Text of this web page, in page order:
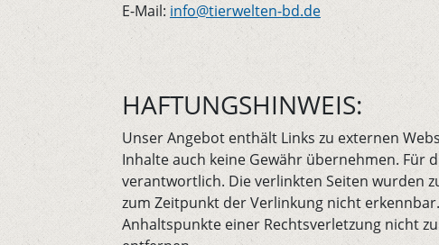
E-Mail: info@tierwelten-bd.de
HAFTUNGSHINWEIS:
Unser Angebot enthält Links zu externen
Inhalte auch keine Gewähr übernehmen. Für
verantwortlich. Die verlinkten Seiten wurden
zum Zeitpunkt der Verlinkung nicht
Anhaltspunkte einer Rechtsverletzung nicht